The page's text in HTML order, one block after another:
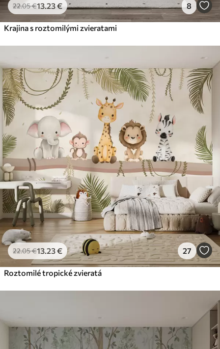
22.05€13.23€ 8
Krajina s roztomilými zvieratami
22.05€13 .23€ 27
Roztomilé tropické zvieratá